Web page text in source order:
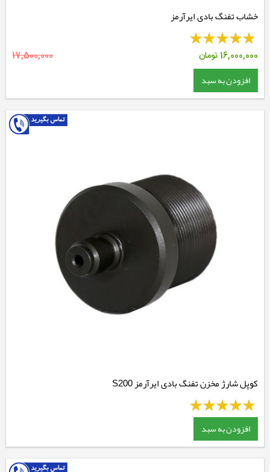
خشاب تفنگ بادی ایرآرمز
16,000,000 تومان 17,500,000
افزودن به سبد
کوپل شارژ مخزن تفنگ بادی ایرآرمز S200
افزودن به سبد